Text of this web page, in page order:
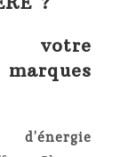
votre
d’énergie